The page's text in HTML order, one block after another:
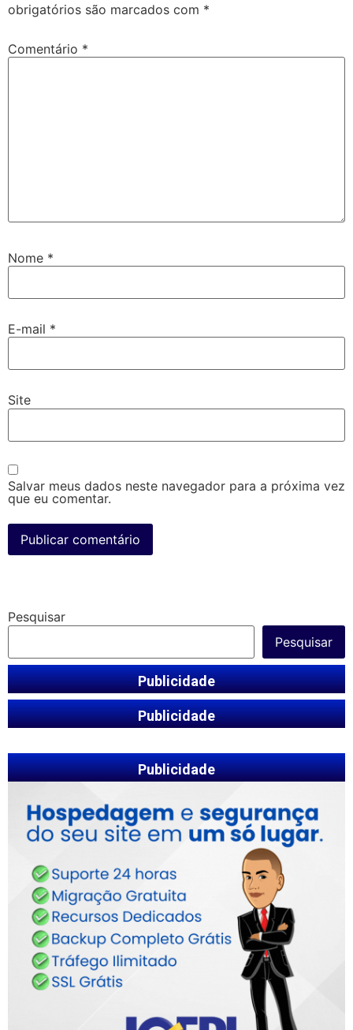
obrigatórios são marcados com *
Comentário *
Nome *
E-mail *
Site
Salvar meus dados neste navegador para a próxima vez
que eu comentar.
Pesquisar
Pesquisar
Publicidade
Publicidade
Publicidade